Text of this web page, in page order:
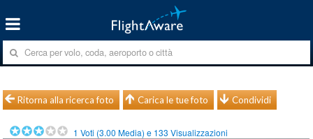
Ritorna alla ricerca foto Carica le tue foto Condividi
1 Voti (3.00 Media) e 133 Visualizzazioni